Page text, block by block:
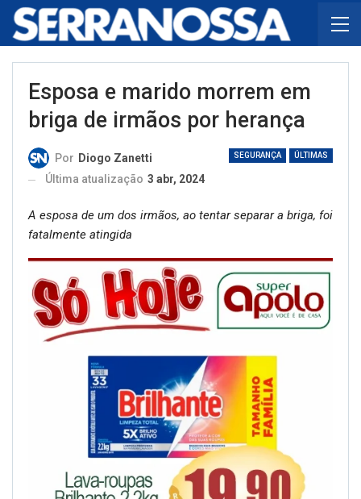
Esposa e marido morrem em
briga de irmãos por herança
SEGURANÇA ÚLTIMAS
Por Diogo Zanetti
Última atualização 3 abr, 2024
A esposa de um dos irmãos, ao tentar separar a briga, foi
fatalmente atingida